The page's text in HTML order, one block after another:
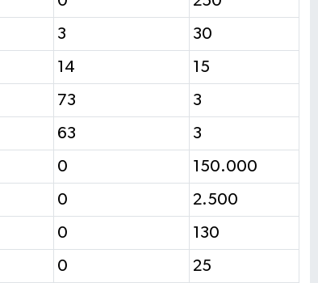
3 30
14 15
73 3
63 3
0 150.000
0 2.500
0 130
0 25